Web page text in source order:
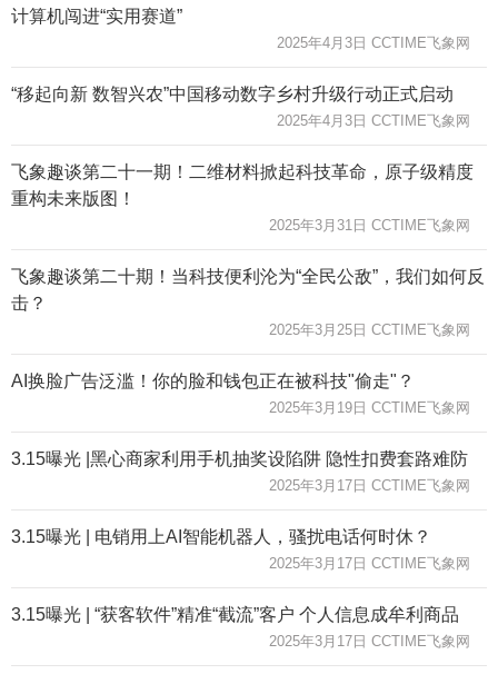
计算机闯进“实用赛道”
2025年4月3日 CCTIME飞象网
“移起向新 数智兴农”中国移动数字乡村升级行动正式启动
2025年4月3日 CCTIME飞象网
飞象趣谈第二十一期！二维材料掀起科技革命，原子级精度
重构未来版图！
2025年3月31日 CCTIME飞象网
飞象趣谈第二十期！当科技便利沦为“全民公敌”，我们如何反
击？
2025年3月25日 CCTIME飞象网
AI换脸广告泛滥！你的脸和钱包正在被科技"偷走"？
2025年3月19日 CCTIME飞象网
3.15曝光 |黑心商家利用手机抽奖设陷阱 隐性扣费套路难防
2025年3月17日 CCTIME飞象网
3.15曝光 | 电销用上AI智能机器人，骚扰电话何时休？
2025年3月17日 CCTIME飞象网
3.15曝光 | “获客软件”精准“截流”客户 个人信息成牟利商品
2025年3月17日 CCTIME飞象网